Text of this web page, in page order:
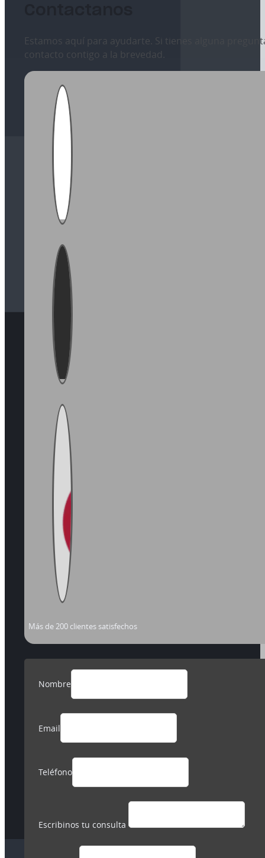
Estamos aquí para ayudarte. Si tienes alguna
contacto contigo a la brevedad.
Más de 200 clientes satisfechos
Nombre
Email
Teléfono
Escribinos tu consulta